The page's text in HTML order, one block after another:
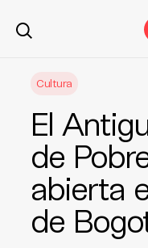
Cultura
El
de
abierta
de